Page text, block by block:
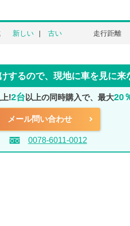
新しい 古い 走行距離
するので、 現地に車を見に来
!2台 以上の同時購入で、最大20
メール問い合わせ
0078-6011-0012